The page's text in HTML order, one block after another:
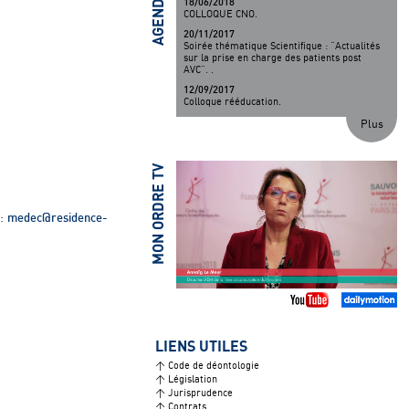
COLLOQUE CNO.
20/11/2017
Soirée thématique Scientifique : "Actualités
sur la prise en charge des patients post
AVC". .
12/09/2017
Colloque rééducation.
1. Soirée Thématique : La sécurité des
systèmes informatiques et d'information au
20/07/2017
SOIREE THEMATIQUE "LA SECURITE DES
SYSTEMES INFORMATIQUES ET D
INFORMATION AU SEIN DES ENTREPRISES
AGENDA
Plus
MON ORDRE TV
LIENS UTILES
> Code de déontologie
> Législation
> Jurisprudence
medec@residence-